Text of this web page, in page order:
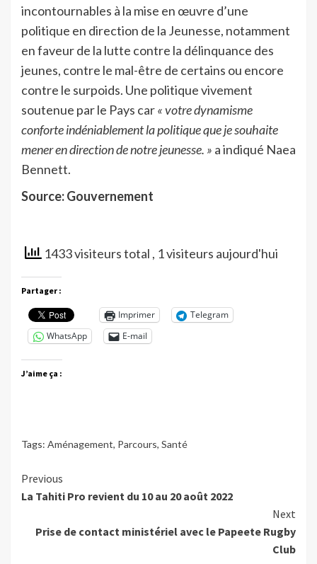
incontournables à la mise en œuvre d’une
politique en direction de la Jeunesse, notamment
en faveur de la lutte contre la délinquance des
jeunes, contre le mal-être de certains ou encore
contre le surpoids. Une politique vivement
soutenue par le Pays car« votre dynamisme
conforte indéniablement la politique que je souhaite
mener en direction de notre jeunesse. » a indiqué Naea
Bennett.
Source: Gouvernement
1433 visiteurs total , 1 visiteurs aujourd'hui
Partager :
Imprimer
Telegram
WhatsApp
E-mail
J’aime ça :
Tags: Aménagement, Parcours, Santé
Continue
Reading
Previous
La Tahiti Pro revient du 10 au 20 août 2022
Next
Prise de contact ministériel avec le Papeete Rugby
Club